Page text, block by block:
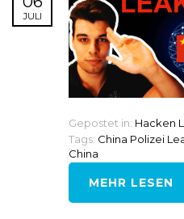
JULI
Gepostet in: Hacken
Tags: China Polizei
China
MEHR LESEN